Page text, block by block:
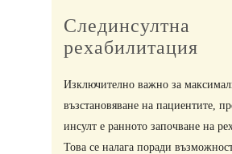
Слединсултна
рехабилитация
Изключително важно за
възстановяване на пациентите,
инсулт е ранното започване на
Това се налага поради